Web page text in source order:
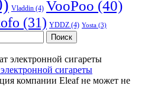
Vladdin (4) VooPoo (40)
(31) YDDZ (4) Yosta (3)
сигареты
компании Eleaf не может не